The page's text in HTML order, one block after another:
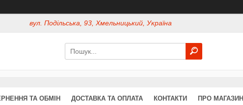
вул. Подільська, 93, Хмельницький, Україна
ТА ОБМІН ДОСТАВКА ТА ОПЛАТА КОНТАКТИ ПРО МАГАЗИН